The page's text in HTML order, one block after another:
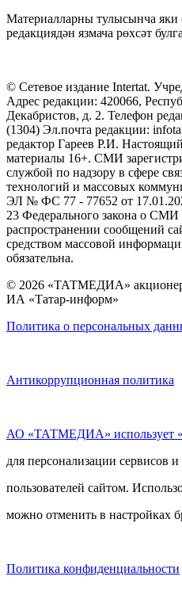
Материалларны тулысынча яки
редакциядән язмача рөхсәт
© Сетевое издание Intertat.
Адрес редакции: 420066,
Декабристов, д. 2. Телефон
(1304) Эл.почта редакции:
редактор Гареев Р.И.
материалы 16+. СМИ
службой по надзору в сфере
технологий и массовых
ЭЛ № ФС 77 - 77652 от
23 Федерального закона о СМИ
распространении сообщений
средством массовой
обязательна.
© 2026 «ТАТМЕДИА»
ИА «Татар-информ»
Политика о персональных
Антикоррупционная политика
АО «ТАТМЕДИА» использует
для персонализации сервисов и
пользователей сайтом.
можно отменить в настройках
Политика конфиденциальности